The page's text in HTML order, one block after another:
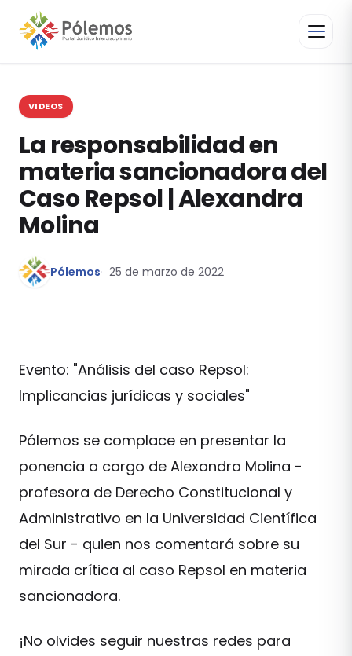
VIDEOS
La responsabilidad en
materia sancionadora del
Caso Repsol | Alexandra
Molina
Pólemos 25 de marzo de 2022
Evento: "Análisis del caso Repsol:
Implicancias jurídicas y sociales"
Pólemos se complace en presentar la
ponencia a cargo de Alexandra Molina -
profesora de Derecho Constitucional y
Administrativo en la Universidad Científica
del Sur - quien nos comentará sobre su
mirada crítica al caso Repsol en materia
sancionadora.
¡No olvides seguir nuestras redes para